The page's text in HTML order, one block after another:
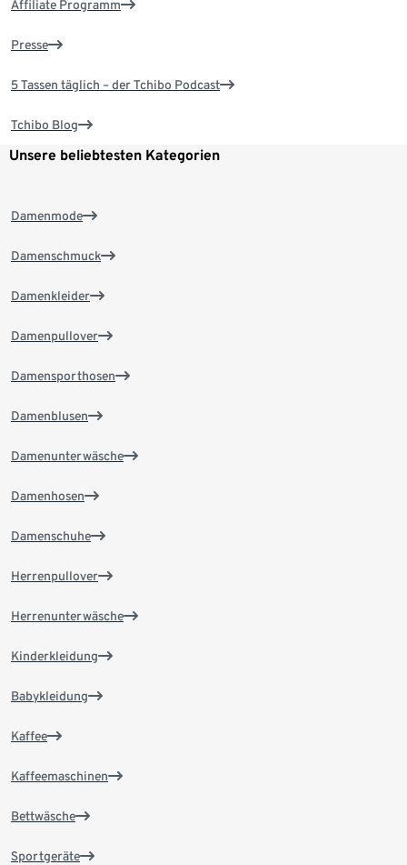
Affiliate Programm
Presse
5 Tassen täglich – der Tchibo Podcast
Tchibo Blog
Unsere beliebtesten Kategorien
Damenmode
Damenschmuck
Damenkleider
Damenpullover
Damensporthosen
Damenblusen
Damenunterwäsche
Damenhosen
Damenschuhe
Herrenpullover
Herrenunterwäsche
Kinderkleidung
Babykleidung
Kaffee
Kaffeemaschinen
Bettwäsche
Sportgeräte